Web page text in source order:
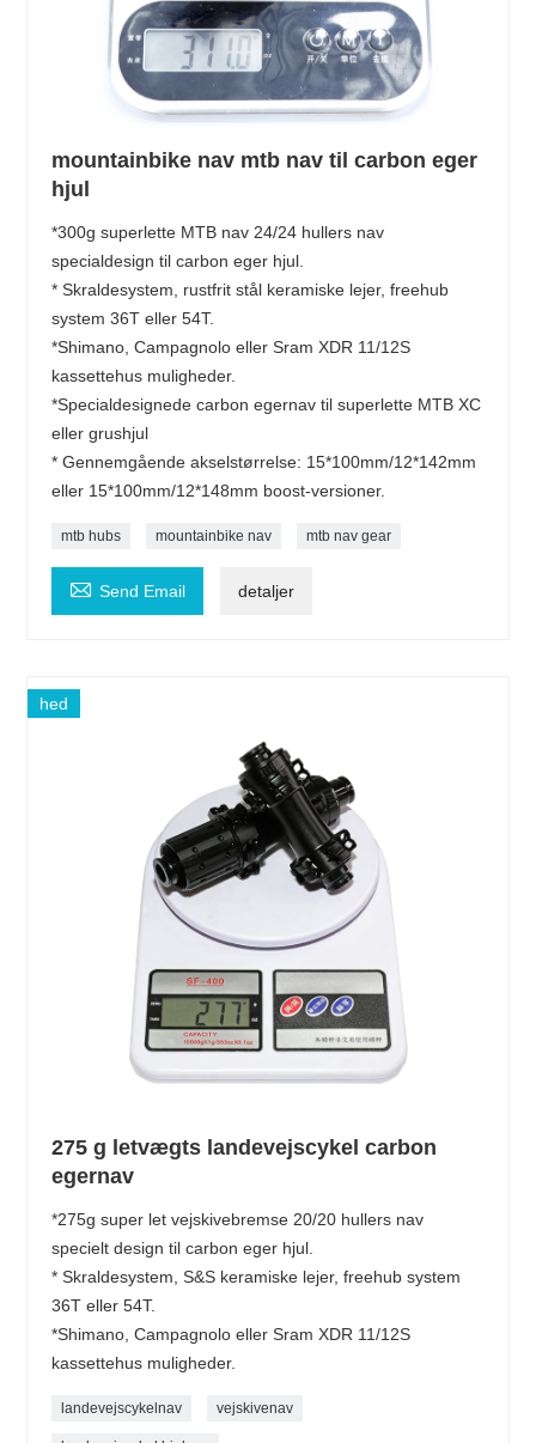
mountainbike nav mtb nav til carbon eger
hjul
*300g superlette MTB nav 24/24 hullers nav
specialdesign til carbon eger hjul.
* Skraldesystem, rustfrit stål keramiske lejer, freehub
system 36T eller 54T.
*Shimano, Campagnolo eller Sram XDR 11/12S
kassettehus muligheder.
*Specialdesignede carbon egernav til superlette MTB XC
eller grushjul
* Gennemgående akselstørrelse: 15*100mm/12*142mm
eller 15*100mm/12*148mm boost-versioner.
mtb hubs mountainbike nav mtb nav gear
 Send Email detaljer
hed
275 g letvægts landevejscykel carbon
egernav
*275g super let vejskivebremse 20/20 hullers nav
specielt design til carbon eger hjul.
* Skraldesystem, S&S keramiske lejer, freehub system
36T eller 54T.
*Shimano, Campagnolo eller Sram XDR 11/12S
kassettehus muligheder.
landevejscykelnav vejskivenav